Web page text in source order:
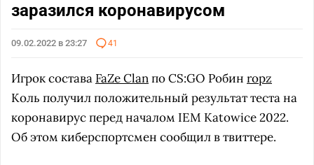
заразился коронавирусом
09.02.2022 в 23:27 41
Игрок состава FaZe Clanпо CS:GO Робин ropz
Коль получил положительный результат теста на
коронавирус перед началом IEM Katowice 2022.
Об этом киберспортсмен сообщил в твиттере.